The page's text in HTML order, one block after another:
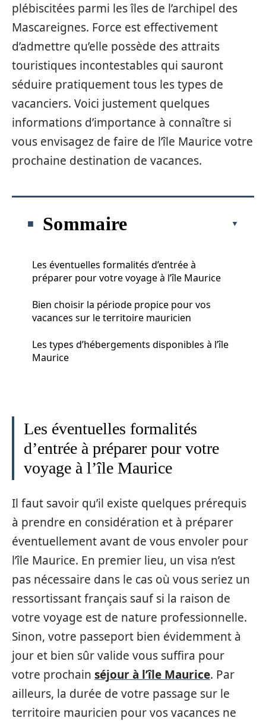
plébiscitées parmi les îles de l’archipel des
Mascareignes. Force est effectivement
d’admettre qu’elle possède des attraits
touristiques incontestables qui sauront
séduire pratiquement tous les types de
vacanciers. Voici justement quelques
informations d’importance à connaître si
vous envisagez de faire de l’île Maurice votre
prochaine destination de vacances.
Sommaire
Les éventuelles formalités d’entrée à
préparer pour votre voyage à l’île Maurice
Bien choisir la période propice pour vos
vacances sur le territoire mauricien
Les types d’hébergements disponibles à l’île
Maurice
Les éventuelles formalités
d’entrée à préparer pour votre
voyage à l’île Maurice
Il faut savoir qu’il existe quelques prérequis
à prendre en considération et à préparer
éventuellement avant de vous envoler pour
l’île Maurice. En premier lieu, un visa n’est
pas nécessaire dans le cas où vous seriez un
ressortissant français sauf si la raison de
votre voyage est de nature professionnelle.
Sinon, votre passeport bien évidemment à
jour et bien sûr valide vous suffira pour
votre prochain séjour à l’île Maurice. Par
ailleurs, la durée de votre passage sur le
territoire mauricien pour vos vacances ne